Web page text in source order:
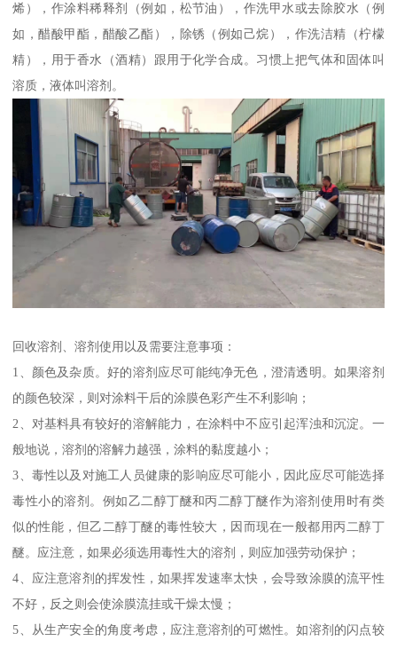
烯），作涂料稀释剂（例如，松节油），作洗甲水或去除胶水（例
如，醋酸甲酯，醋酸乙酯），除锈（例如己烷），作洗洁精（柠檬
精），用于香水（酒精）跟用于化学合成。习惯上把气体和固体叫
溶质，液体叫溶剂。
回收溶剂、溶剂使用以及需要注意事项：
1、颜色及杂质。好的溶剂应尽可能纯净无色，澄清透明。如果溶剂
的颜色较深，则对涂料干后的涂膜色彩产生不利影响；
2、对基料具有较好的溶解能力，在涂料中不应引起浑浊和沉淀。一
般地说，溶剂的溶解力越强，涂料的黏度越小；
3、毒性以及对施工人员健康的影响应尽可能小，因此应尽可能选择
毒性小的溶剂。例如乙二醇丁醚和丙二醇丁醚作为溶剂使用时有类
似的性能，但乙二醇丁醚的毒性较大，因而现在一般都用丙二醇丁
醚。应注意，如果必须选用毒性大的溶剂，则应加强劳动保护；
4、应注意溶剂的挥发性，如果挥发速率太快，会导致涂膜的流平性
不好，反之则会使涂膜流挂或干燥太慢；
5、从生产安全的角度考虑，应注意溶剂的可燃性。如溶剂的闪点较